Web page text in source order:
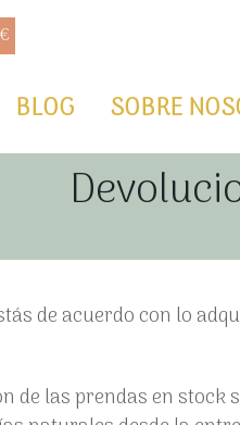
BLOG SOBRE
de acuerdo con lo
de las prendas en stock